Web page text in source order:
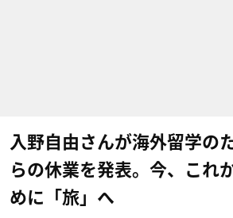
入野自由さんが海外留学の
らの休業を発表。今、これ
めに「旅」へ